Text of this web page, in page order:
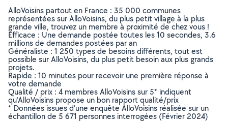
AlloVoisins partout en France : 35 000 communes
représentées sur AlloVoisins, du plus petit village à la plus
grande ville, trouvez un membre à proximité de chez vous !
Efficace : Une demande postée toutes les 10 secondes, 3.6
millions de demandes postées par an
Généraliste : 1 250 types de besoins différents, tout est
possible sur AlloVoisins, du plus petit besoin aux plus grands
projets.
Rapide : 10 minutes pour recevoir une première réponse à
votre demande
Qualité / prix : 4 membres AlloVoisins sur 5* indiquent
qu’AlloVoisins propose un bon rapport qualité/prix
* Données issues d’une enquête AlloVoisins réalisée sur un
échantillon de 5 671 personnes interrogées (Février 2024)